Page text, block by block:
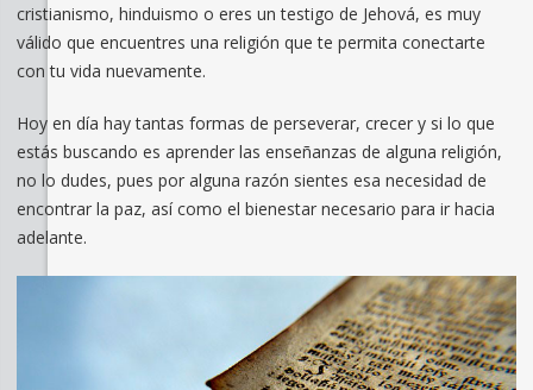
cristianismo, hinduismo o eres un testigo de Jehová, es muy
válido que encuentres una religión que te permita conectarte
con tu vida nuevamente.
Hoy en día hay tantas formas de perseverar, crecer y si lo que
estás buscando es aprender las enseñanzas de alguna religión,
no lo dudes, pues por alguna razón sientes esa necesidad de
encontrar la paz, así como el bienestar necesario para ir hacia
adelante.